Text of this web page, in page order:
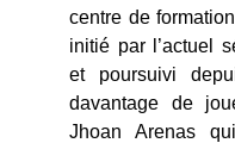
centre de
initié par l’actuel
et poursuivi
davantage de
Jhoan Arenas